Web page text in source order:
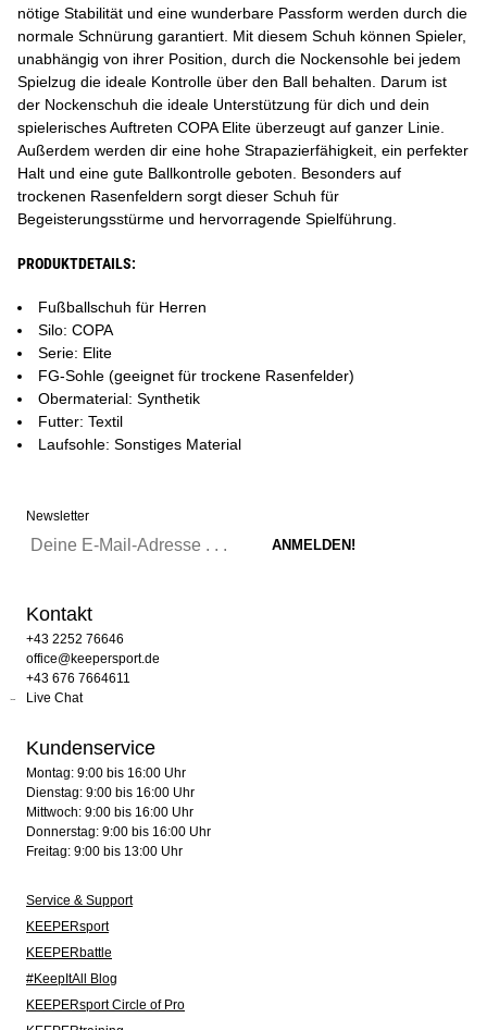
nötige Stabilität und eine wunderbare Passform werden durch die
normale Schnürung garantiert. Mit diesem Schuh können Spieler,
unabhängig von ihrer Position, durch die Nockensohle bei jedem
Spielzug die ideale Kontrolle über den Ball behalten. Darum ist
der Nockenschuh die ideale Unterstützung für dich und dein
spielerisches Auftreten COPA Elite überzeugt auf ganzer Linie.
Außerdem werden dir eine hohe Strapazierfähigkeit, ein perfekter
Halt und eine gute Ballkontrolle geboten. Besonders auf
trockenen Rasenfeldern sorgt dieser Schuh für
Begeisterungsstürme und hervorragende Spielführung.
PRODUKTDETAILS:
Fußballschuh für Herren
Silo: COPA
Serie: Elite
FG-Sohle (geeignet für trockene Rasenfelder)
Obermaterial: Synthetik
Futter: Textil
Laufsohle: Sonstiges Material
Newsletter
Kontakt
+43 2252 76646
office@keepersport.de
+43 676 7664611
Live Chat
Kundenservice
Montag: 9:00 bis 16:00 Uhr
Dienstag: 9:00 bis 16:00 Uhr
Mittwoch: 9:00 bis 16:00 Uhr
Donnerstag: 9:00 bis 16:00 Uhr
Freitag: 9:00 bis 13:00 Uhr
Service & Support
KEEPERsport
KEEPERbattle
#KeepItAll Blog
KEEPERsport Circle of Pro